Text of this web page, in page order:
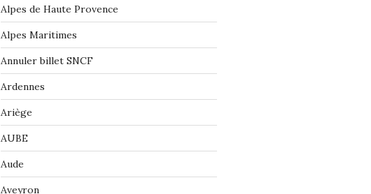
Alpes de Haute Provence
Alpes Maritimes
Annuler billet SNCF
Ardennes
Ariège
AUBE
Aude
Aveyron